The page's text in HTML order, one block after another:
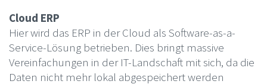
Cloud ERP
Hier wird das ERP in der Cloud als Software-as-a-
Service-Lösung betrieben. Dies bringt massive
Vereinfachungen in der IT-Landschaft mit sich, da die
Daten nicht mehr lokal abgespeichert werden